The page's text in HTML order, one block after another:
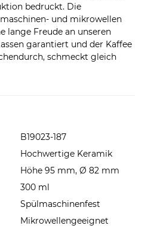
bedruckt. Die
und mikrowellen
lange Freude an unseren
garantiert und der Kaffee
schmeckt gleich
B19023-187
Hochwertige Keramik
Höhe 95 mm, Ø 82 mm
300 ml
Spülmaschinenfest
Mikrowellengeeignet